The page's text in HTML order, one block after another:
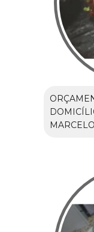
MARCELO